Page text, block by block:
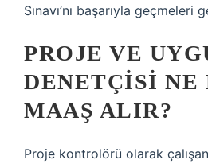
Sınavı’nı başarıyla geçmeleri
PROJE VE
DENETÇISI NE
MAAŞ ALIR?
Proje kontrolörü olarak